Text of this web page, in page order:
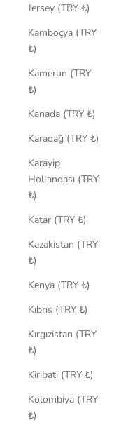
Jersey (TRY ₺)
Kamboçya (TRY
₺)
Kamerun (TRY
₺)
Kanada (TRY ₺)
Karadağ (TRY ₺)
Karayip
Hollandası (TRY
₺)
Katar (TRY ₺)
Kazakistan (TRY
₺)
Kenya (TRY ₺)
Kıbrıs (TRY ₺)
Kırgızistan (TRY
₺)
Kiribati (TRY ₺)
Kolombiya (TRY
₺)